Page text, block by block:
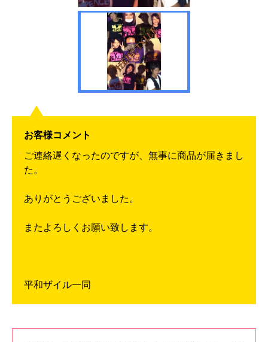
お客様コメント
ご連絡遅くなったのですが、無事に商品が届きまし
た。
ありがとうございました。
またよろしくお願い致します。
平和ザイル一同